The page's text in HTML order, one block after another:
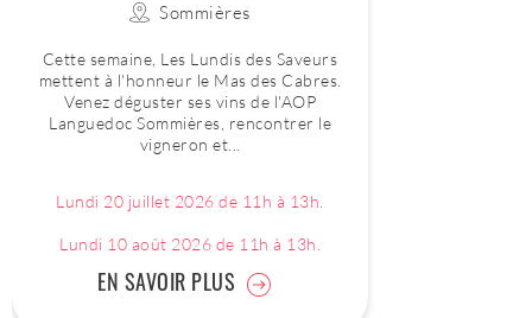
Sommières
Cette semaine, Les Lundis des Saveurs
mettent à l'honneur le Mas des Cabres.
Venez déguster ses vins de l'AOP
Languedoc Sommières, rencontrer le
vigneron et...
Lundi 20 juillet 2026 de 11h à 13h.
Lundi 10 août 2026 de 11h à 13h.
EN SAVOIR PLUS